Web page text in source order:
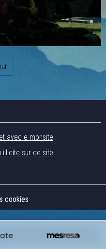
avec e-monsite
illicite sur ce site
cookies